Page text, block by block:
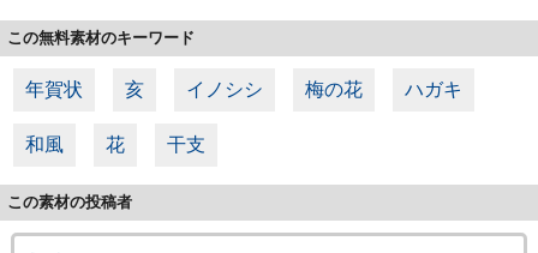
この無料素材のキーワード
年賀状 亥 イノシシ 梅の花 ハガキ
和風 花 干支
この素材の投稿者